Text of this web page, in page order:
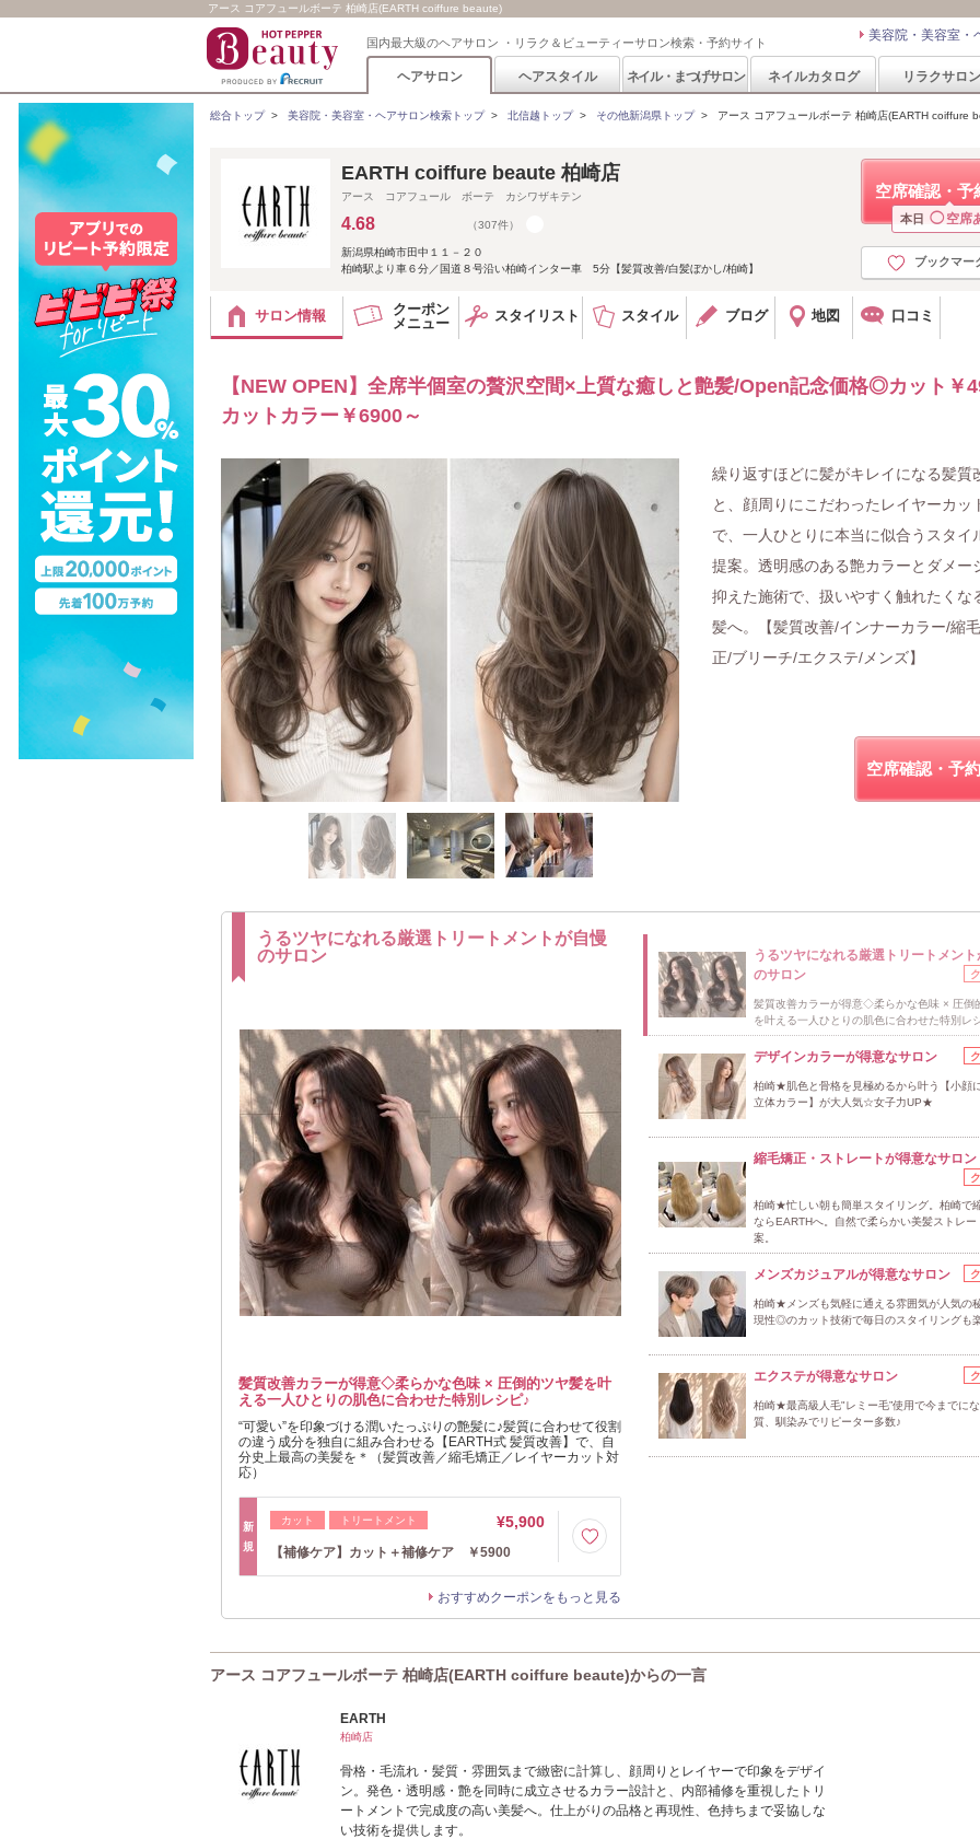
アース コアフュールボーテ 柏崎店(EARTH coiffure beaute)
国内最大級のヘアサロン ・リラク＆ビューティーサロン検索・予約サイト 美容院・美容室・
ヘアサロン ヘアスタイル ネイル・まつげサロン ネイルカタログ リラクサロン
総合トップ> 美容院・美容室・ヘアサロン検索トップ> 北信越トップ> その他新潟県トップ> アース コアフュールボーテ 柏崎店(EARTH coiffure
空席確認・予
本日 ◯ 空席
ブックマー
EARTH coiffure beaute 柏崎店
アース コアフュール ボーテ カシワザキテン
4.68 （307件）
新潟県柏崎市田中１１－２０
柏崎駅より車６分／国道８号沿い柏崎インター車 5分【髪質改善/白髪ぼかし/柏崎】
サロン情報
クーポン
メニュー
スタイリスト スタイル ブログ 地図 口コミ
【NEW OPEN】全席半個室の贅沢空間×上質な癒しと艶髪/Open記念価格◎カット￥
カットカラー￥6900～
繰り返すほどに髪がキレイになる髪質
と、顔周りにこだわったレイヤーカッ
で、一人ひとりに本当に似合うスタイ
提案。透明感のある艶カラーとダメー
抑えた施術で、扱いやすく触れたくな
髪へ。【髪質改善/インナーカラー/縮
正/ブリーチ/エクステ/メンズ】
空席確認・予
うるツヤになれる厳選トリートメントが自慢
のサロン
髪質改善カラーが得意◇柔らかな色味 × 圧倒的ツヤ髪を叶
える一人ひとりの肌色に合わせた特別レシピ♪
“可愛い”を印象づける潤いたっぷりの艶髪に♪髪質に合わせて役割
の違う成分を独自に組み合わせる【EARTH式 髪質改善】で、自
分史上最高の美髪を＊（髪質改善／縮毛矯正／レイヤーカット対
応）
新
規
カット トリートメント ¥5,900
【補修ケア】カット＋補修ケア ￥5900
おすすめクーポンをもっと見る
うるツヤになれる厳選トリートメント
のサロン
髪質改善カラーが得意◇柔らかな色味 × 圧倒
を叶える一人ひとりの肌色に合わせた特別レ
デザインカラーが得意なサロン
柏崎★肌色と骨格を見極めるから叶う【小顔
立体カラー】が大人気☆女子力UP★
縮毛矯正・ストレートが得意なサロン
柏崎★忙しい朝も簡単スタイリング。柏崎で
ならEARTHへ。自然で柔らかい美髪ストレー
案。
メンズカジュアルが得意なサロン
柏崎★メンズも気軽に通える雰囲気が人気の
現性◎のカット技術で毎日のスタイリングも
エクステが得意なサロン
柏崎★最高級人毛"レミー毛”使用で今までに
質、馴染みでリピーター多数♪
アース コアフュールボーテ 柏崎店(EARTH coiffure beaute)からの一言
EARTH
柏崎店
骨格・毛流れ・髪質・雰囲気まで緻密に計算し、顔周りとレイヤーで印象をデザイ
ン。発色・透明感・艶を同時に成立させるカラー設計と、内部補修を重視したトリ
ートメントで完成度の高い美髪へ。仕上がりの品格と再現性、色持ちまで妥協しな
い技術を提供します。